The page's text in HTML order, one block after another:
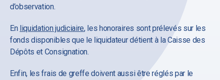
d’observation.
En liquidation judiciaire, les honoraires sont prélevés sur les
fonds disponibles que le liquidateur détient à la Caisse des
Dépôts et Consignation.
Enfin, les frais de greffe doivent aussi être réglés par le